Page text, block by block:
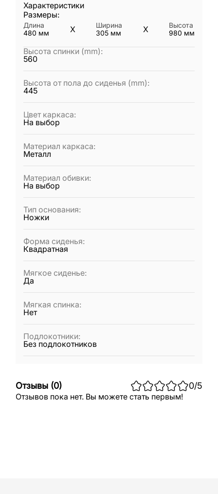
Характеристики
Размеры:
Длина
480 мм X
Ширина
305 мм X
Высота
980 мм
Высота спинки (mm):
560
Высота от пола до сиденья (mm):
445
Цвет каркаса:
На выбор
Материал каркаса:
Металл
Материал обивки:
На выбор
Тип основания:
Ножки
Форма сиденья:
Квадратная
Мягкое сиденье:
Да
Мягкая спинка:
Нет
Подлокотники:
Без подлокотников
Отзывы (0) 0/5
Отзывов пока нет. Вы можете стать первым!